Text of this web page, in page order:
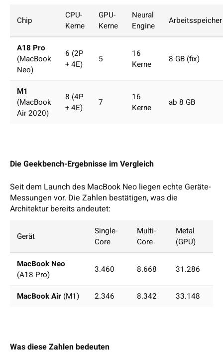
Chip
CPU-
Kerne
GPU-
Kerne
Neural
Engine
Arbeitsspeicher
A18 Pro
(MacBook
Neo)
6 (2P
+ 4E)
5
16
Kerne
8 GB (fix)
M1
(MacBook
Air 2020)
8 (4P
+ 4E)
7
16
Kerne
ab 8 GB
Die Geekbench-Ergebnisse im Vergleich
Seit dem Launch des MacBook Neo liegen echte Geräte-
Messungen vor. Die Zahlen bestätigen, was die
Architektur bereits andeutet:
Gerät
Single-
Core
Multi-
Core
Metal
(GPU)
MacBook Neo
(A18 Pro)
3.460 8.668 31.286
MacBook Air (M1) 2.346 8.342 33.148
Was diese Zahlen bedeuten